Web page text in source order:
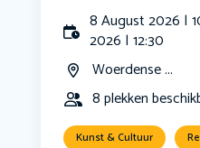
8 August 2026 |
2026 | 12:30
Woerdense ...
8 plekken
Kunst & Cultuur